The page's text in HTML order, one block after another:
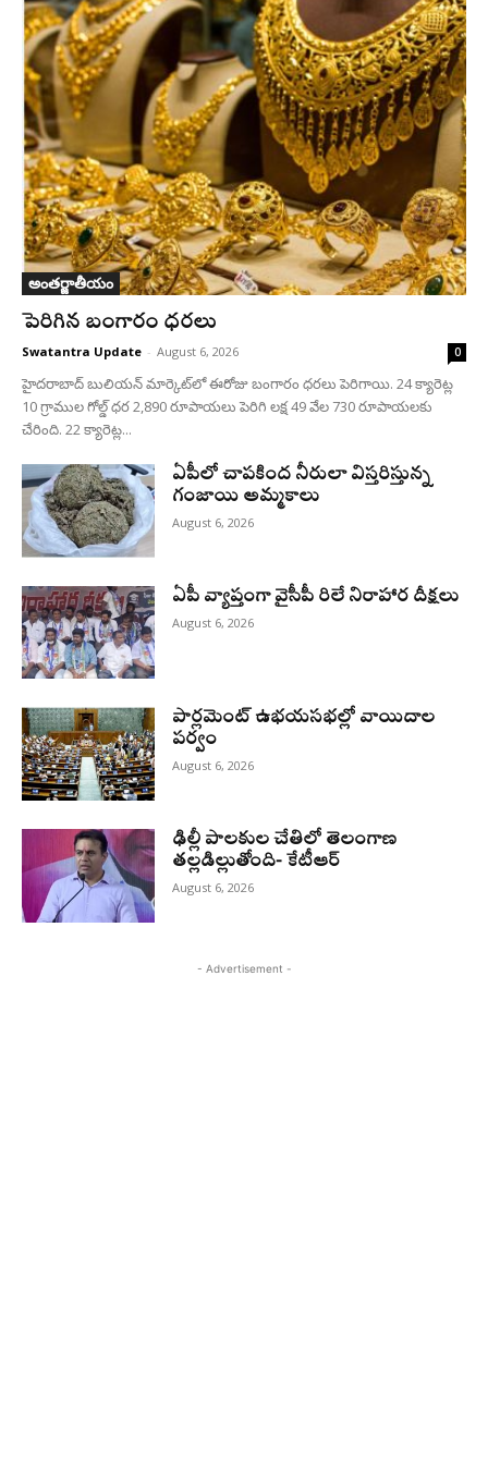
అంతర్జాతీయం
పెరిగిన బంగారం ధరలు
Swatantra Update - August 6, 2026 0
హైదరాబాద్ బులియన్‌ మార్కెట్‌లో ఈరోజు బంగారం ధరలు పెరిగాయి. 24 క్యారెట్ల
10 గ్రాముల గోల్డ్‌ ధర 2,890 రూపాయలు పెరిగి లక్ష 49 వేల 730 రూపాయలకు
చేరింది. 22 క్యారెట్ల...
ఏపీలో చాపకింద నీరులా విస్తరిస్తున్న
గంజాయి అమ్మకాలు
August 6, 2026
ఏపీ వ్యాప్తంగా వైసీపీ రిలే నిరాహార దీక్షలు
August 6, 2026
పార్లమెంట్ ఉభయసభల్లో వాయిదాల
పర్వం
August 6, 2026
ఢిల్లీ పాలకుల చేతిలో తెలంగాణ
తల్లడిల్లుతోంది- కేటీఆర్
August 6, 2026
- Advertisement -